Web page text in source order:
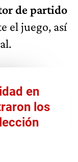
de partido
el juego, así
en
los